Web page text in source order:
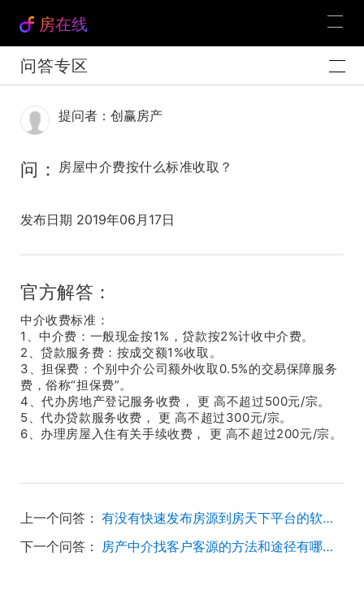
房在线
问答专区
提问者：创赢房产
问： 房屋中介费按什么标准收取？
发布日期 2019年06月17日
官方解答：
中介收费标准：
1、中介费：一般现金按1%，贷款按2%计收中介费。
2、贷款服务费：按成交额1%收取。
3、担保费：个别中介公司额外收取0.5%的交易保障服务
费，俗称“担保费”。
4、代办房地产登记服务收费， 更 高不超过500元/宗。
5、代办贷款服务收费， 更 高不超过300元/宗。
6、办理房屋入住有关手续收费， 更 高不超过200元/宗。
上一个问答：
有没有快速发布房源到房天下平台的软件？
下一个问答：
房产中介找客户客源的方法和途径有哪些？